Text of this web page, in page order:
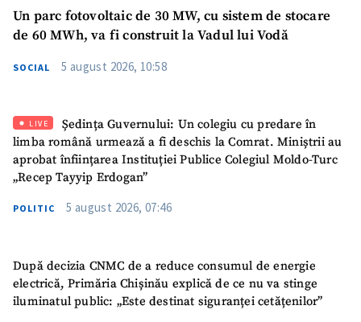
Un parc fotovoltaic de 30 MW, cu sistem de stocare
de 60 MWh, va fi construit la Vadul lui Vodă
SOCIAL 5 august 2026, 10:58
LIVE
Ședința Guvernului: Un colegiu cu predare în
limba română urmează a fi deschis la Comrat. Miniștrii au
aprobat înființarea Instituției Publice Colegiul Moldo-Turc
„Recep Tayyip Erdogan”
POLITIC 5 august 2026, 07:46
După decizia CNMC de a reduce consumul de energie
electrică, Primăria Chișinău explică de ce nu va stinge
iluminatul public: „Este destinat siguranței cetățenilor”